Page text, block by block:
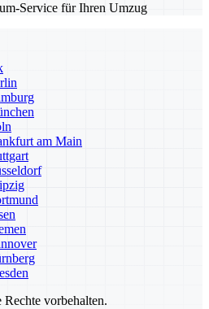
Service für Ihren Umzug
am Main
vorbehalten.